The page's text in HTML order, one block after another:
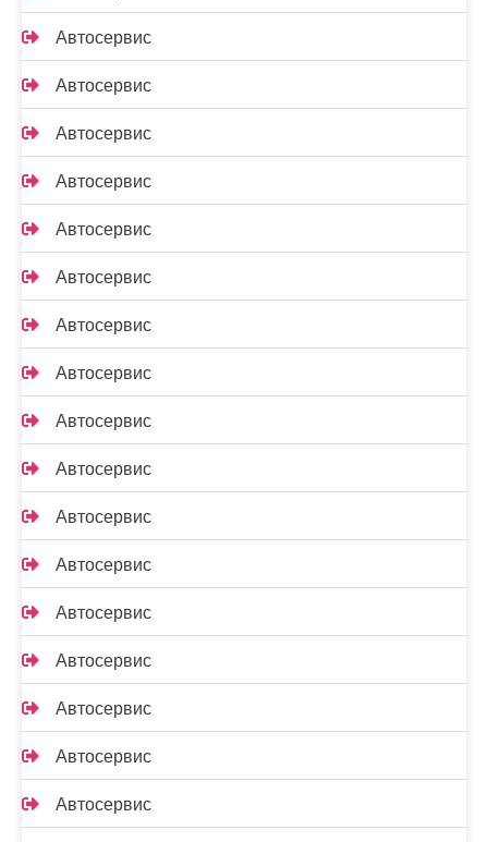
Автосервис
Автосервис
Автосервис
Автосервис
Автосервис
Автосервис
Автосервис
Автосервис
Автосервис
Автосервис
Автосервис
Автосервис
Автосервис
Автосервис
Автосервис
Автосервис
Автосервис